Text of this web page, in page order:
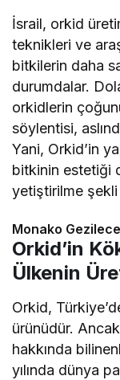
İsrail, orkid
teknikleri ve
bitkilerin daha
durumdalar.
orkidlerin
söylentisi,
Yani, Orkid’in
bitkinin estetiği
yetiştirilme şekli
Monako
Orkid’in
Ülkenin
Orkid,
ürünüdür.
hakkında
yılında dünya